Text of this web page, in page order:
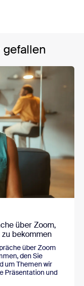
gefallen
über Zoom,
bekommen
über Zoom
den Sie
um Themen wir
Präsentation und